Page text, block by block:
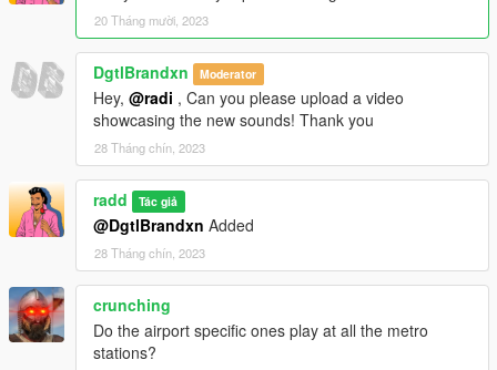
20 Tháng mười, 2023
DgtlBrandxn Moderator
Hey, @radi , Can you please upload a video
showcasing the new sounds! Thank you
28 Tháng chín, 2023
radd Tác giả
@DgtlBrandxn Added
28 Tháng chín, 2023
crunching
Do the airport specific ones play at all the metro
stations?